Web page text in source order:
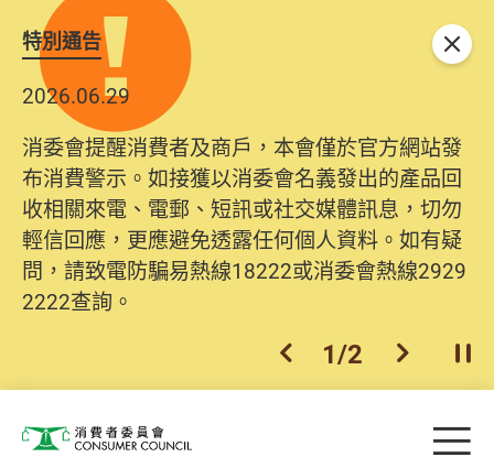
特別通告
2026.06.29
消委會提醒消費者及商戶，本會僅於官方網站發
布消費警示。如接獲以消委會名義發出的產品回
收相關來電、電郵、短訊或社交媒體訊息，切勿
輕信回應，更應避免透露任何個人資料。如有疑
問，請致電防騙易熱線18222或消委會熱線2929
2222查詢。
2025.10.31
為提升使用者體驗及網絡安全，本會的投訴處理
系統已經進行升級及推出新功能。由2025年11月
10日起，消費者需要提供基本聯絡資料（包括姓
名、電郵及電話）註冊帳戶，才可提交投訴、查
詢及建議。所有提交紀錄將清晰整合於帳戶中，
方便日後作出跟進。
上一個
2/2 下一個開
關閉
消費者委員會 目